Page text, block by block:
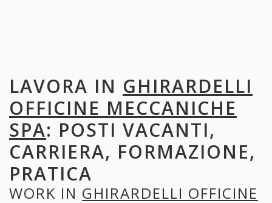
LAVORA IN GHIRARDELLI
OFFICINE MECCANICHE
SPA: POSTI VACANTI,
CARRIERA, FORMAZIONE,
PRATICA
WORK IN GHIRARDELLI OFFICINE